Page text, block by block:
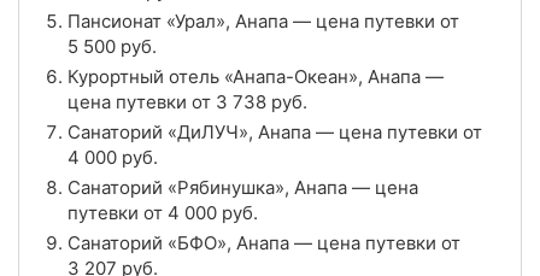
Рейтинг 4.7
Отзывы 3 отзывов
Санатории «Аквамарин», Анапа
Цена в сутки
Рейтинг 4.6
Пансионат «Урал», Анапа — цена путевки от
5 500 руб.
Курортный отель «Анапа-Океан», Анапа —
цена путевки от 3 738 руб.
Санаторий «ДиЛУЧ», Анапа — цена путевки от
4 000 руб.
Санаторий «Рябинушка», Анапа — цена
путевки от 4 000 руб.
Санаторий «БФО», Анапа — цена путевки от
3 207 руб.